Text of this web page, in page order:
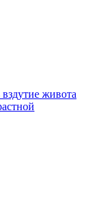
живота